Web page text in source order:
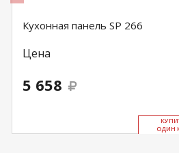
Кухонная панель SP 266
Цена
5 658
ОДИН